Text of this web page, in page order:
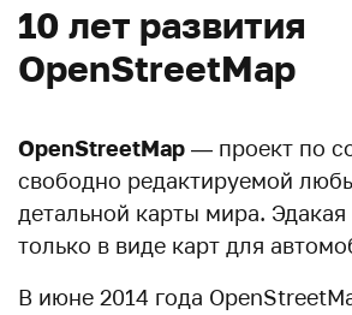
10 лет развития
OpenStreetMap
OpenStreetMap — проект по
свободно редактируемой
детальной карты мира.
только в виде карт для
В июне 2014 года